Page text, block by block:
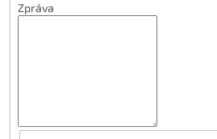
Zpráva